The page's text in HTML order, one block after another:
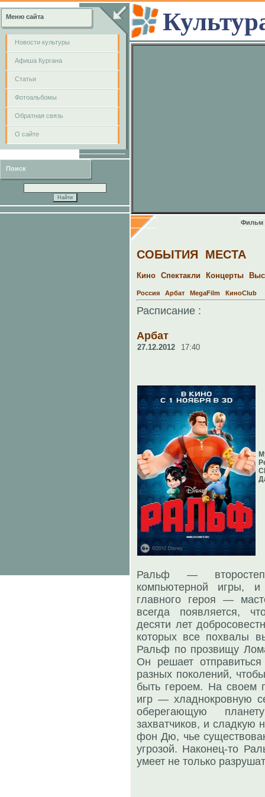
Меню сайта
Новости культуры
Афиша Кургана
Cтатьи
Фотоальбомы
Обратная связь
О сайте
Поиск
Фильм
СОБЫТИЯ МЕСТА
Кино Спектакли Концерты
Россия Арбат MegaFilm КиноClub
Расписание :
Арбат
27.12.2012 17:40
Ральф —
компьютерной игры,
главного героя —
всегда появляется,
десяти лет
которых все похвалы
Ральф по прозвищу
Он решает
разных поколений,
быть героем. На своем
игр — хладнокровную
оберегающую
захватчиков, и сладкую
фон Дю, чье
угрозой. Наконец-то
умеет не только